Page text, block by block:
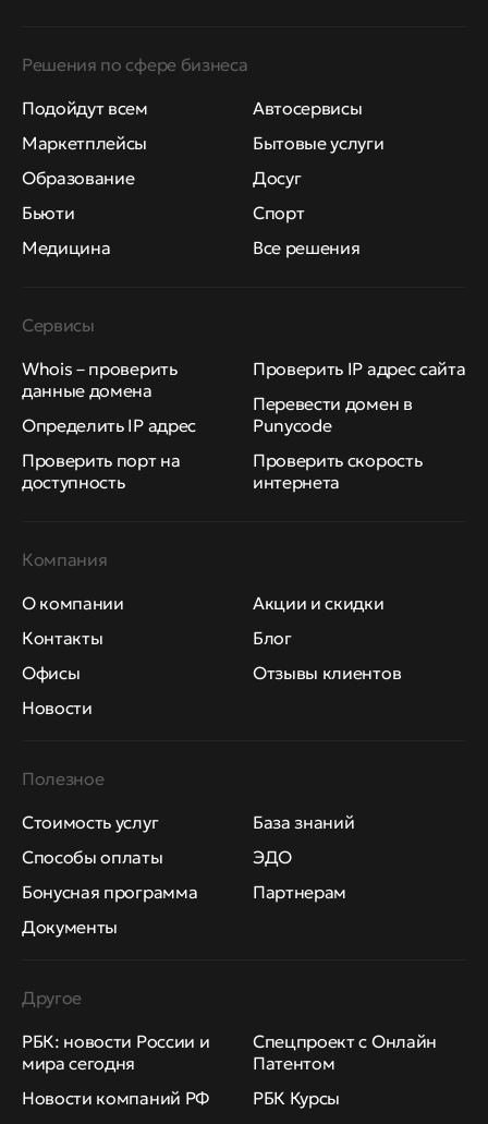
Решения по сфере бизнеса
Подойдут всем
Маркетплейсы
Образование
Бьюти
Медицина
Автосервисы
Бытовые услуги
Досуг
Спорт
Все решения
Сервисы
Whois – проверить
данные домена
Определить IP адрес
Проверить порт на
доступность
Проверить IP адрес сайта
Перевести домен в
Punycode
Проверить скорость
интернета
Компания
О компании
Контакты
Офисы
Новости
Акции и скидки
Блог
Отзывы клиентов
Полезное
Стоимость услуг
Способы оплаты
Бонусная программа
Документы
База знаний
ЭДО
Партнерам
Другое
РБК: новости России и
мира сегодня
Новости компаний РФ
Спецпроект с Онлайн
Патентом
РБК Курсы